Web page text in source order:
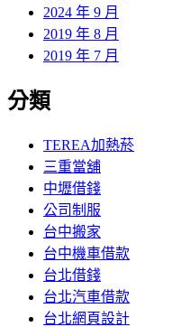
2024 年 9 月
2019 年 8 月
2019 年 7 月
分類
TEREA加熱菸
三重當舖
中壢借錢
公司制服
台中搬家
台中機車借款
台北借錢
台北汽車借款
台北網頁設計